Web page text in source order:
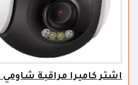
اشتر كاميرا مراقبة شاومي CW500 اونلاين